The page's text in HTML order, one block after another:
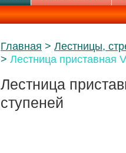
Родительские
страницы:
Главная
Лестницы,
Лестница приставная
Лестница
ступеней